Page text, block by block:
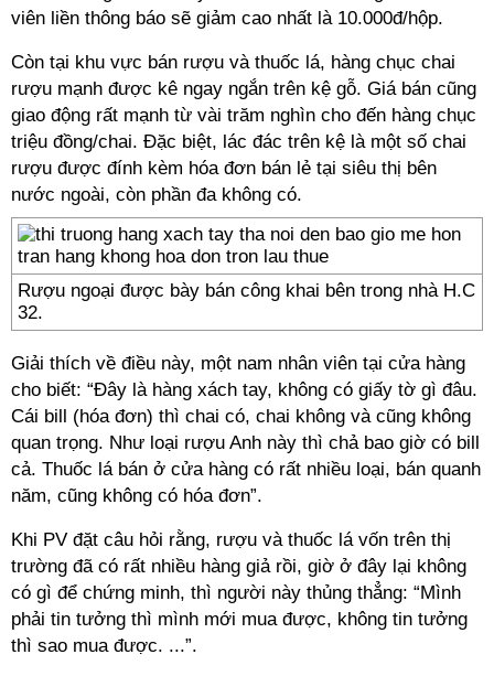
viên liền thông báo sẽ giảm cao nhất là 10.000đ/hộp.
Còn tại khu vực bán rượu và thuốc lá, hàng chục chai
rượu mạnh được kê ngay ngắn trên kệ gỗ. Giá bán cũng
giao động rất mạnh từ vài trăm nghìn cho đến hàng chục
triệu đồng/chai. Đặc biệt, lác đác trên kệ là một số chai
rượu được đính kèm hóa đơn bán lẻ tại siêu thị bên
nước ngoài, còn phần đa không có.
Rượu ngoại được bày bán công khai bên trong nhà H.C
32.
Giải thích về điều này, một nam nhân viên tại cửa hàng
cho biết: “Đây là hàng xách tay, không có giấy tờ gì đâu.
Cái bill (hóa đơn) thì chai có, chai không và cũng không
quan trọng. Như loại rượu Anh này thì chả bao giờ có bill
cả. Thuốc lá bán ở cửa hàng có rất nhiều loại, bán quanh
năm, cũng không có hóa đơn”.
Khi PV đặt câu hỏi rằng, rượu và thuốc lá vốn trên thị
trường đã có rất nhiều hàng giả rồi, giờ ở đây lại không
có gì để chứng minh, thì người này thủng thẳng: “Mình
phải tin tưởng thì mình mới mua được, không tin tưởng
thì sao mua được. ...”.